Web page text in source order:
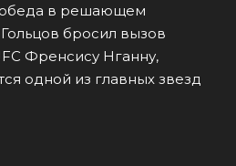
в решающем
бросил вызов
Френсису Нганну,
одной из главных звезд